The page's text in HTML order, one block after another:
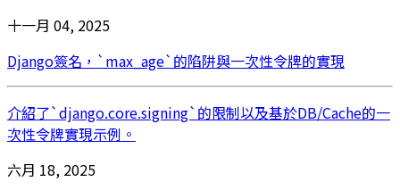
十一月 04, 2025
Django簽名，`max_age`的陷阱與一次性令牌的實現
介紹了`django.core.signing`的限制以及基於DB/Cache的一
次性令牌實現示例。
六月 18, 2025